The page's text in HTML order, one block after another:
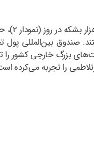
با توجه
صندوق بین‌المللی پول
کاهـش یافته است. تورم با شتاب فزاینده